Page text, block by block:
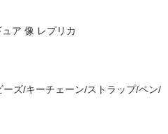
ア 像 レプリカ
ズ/キーチェーン/ストラップ/ペン/